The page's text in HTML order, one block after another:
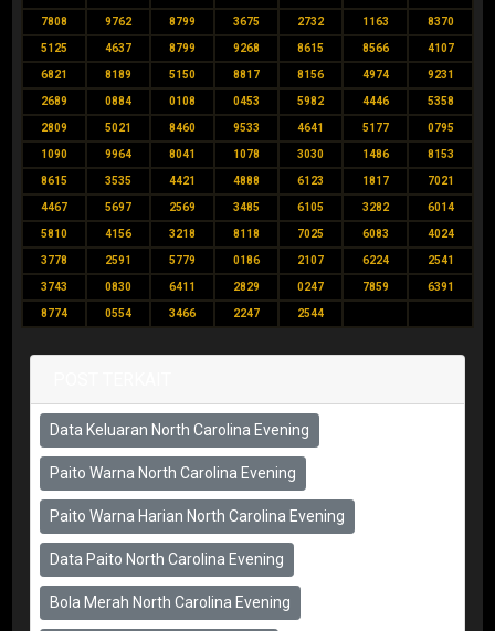
7808 9762 8799 3675 2732 1163 8370
5125 4637 8799 9268 8615 8566 4107
6821 8189 5150 8817 8156 4974 9231
2689 0884 0108 0453 5982 4446 5358
2809 5021 8460 9533 4641 5177 0795
1090 9964 8041 1078 3030 1486 8153
8615 3535 4421 4888 6123 1817 7021
4467 5697 2569 3485 6105 3282 6014
5810 4156 3218 8118 7025 6083 4024
3778 2591 5779 0186 2107 6224 2541
3743 0830 6411 2829 0247 7859 6391
8774 0554 3466 2247 2544
Data Keluaran North Carolina Evening
Paito Warna North Carolina Evening
Paito Warna Harian North Carolina Evening
Data Paito North Carolina Evening
Bola Merah North Carolina Evening